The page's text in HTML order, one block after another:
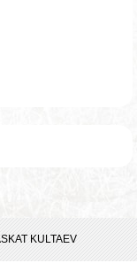
KULTAEV